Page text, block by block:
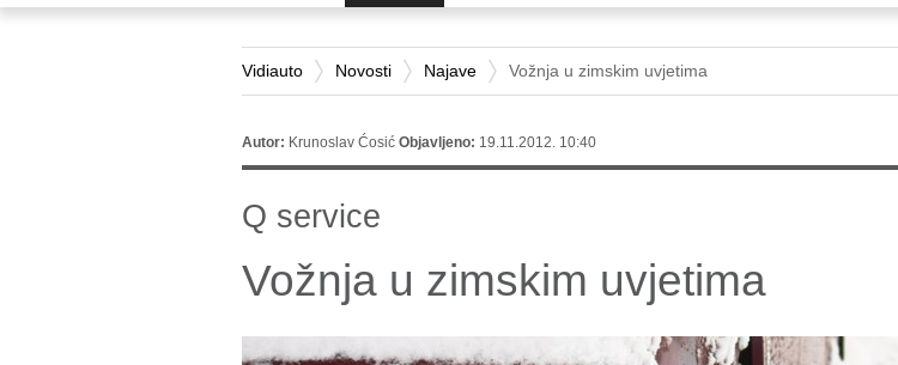
Vidiauto Novosti Najave Vožnja u zimskim uvjetima
Autor: Krunoslav Ćosić Objavljeno: 19.11.2012. 10:40
Q service
Vožnja u zimskim uvjetima